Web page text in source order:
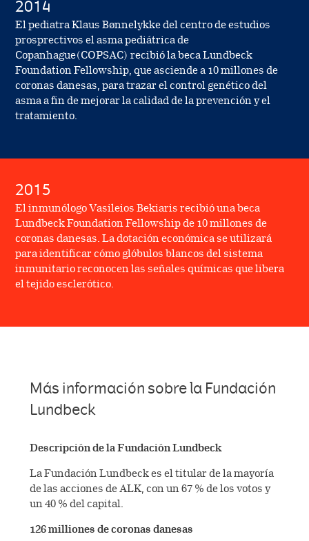
2014
El pediatra Klaus Bønnelykke del centro de estudios
prosprectivos el asma pediátrica de
Copanhague(COPSAC) recibió la beca Lundbeck
Foundation Fellowship, que asciende a 10 millones de
coronas danesas, para trazar el control genético del
asma a fin de mejorar la calidad de la prevención y el
tratamiento.
2015
El inmunólogo Vasileios Bekiaris recibió una beca
Lundbeck Foundation Fellowship de 10 millones de
coronas danesas. La dotación económica se utilizará
para identificar cómo glóbulos blancos del sistema
inmunitario reconocen las señales químicas que libera
el tejido esclerótico.
Más información sobre la Fundación
Lundbeck
Descripción de la Fundación Lundbeck
La Fundación Lundbeck es el titular de la mayoría
de las acciones de ALK, con un 67 % de los votos y
un 40 % del capital.
126 milliones de coronas danesas